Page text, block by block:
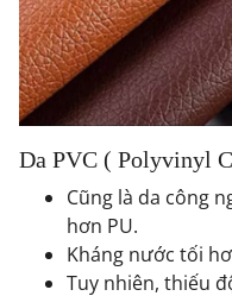
Da PVC ( Polyvinyl
Cũng là da công
hơn PU.
Kháng nước tối
Tuy nhiên, thiếu